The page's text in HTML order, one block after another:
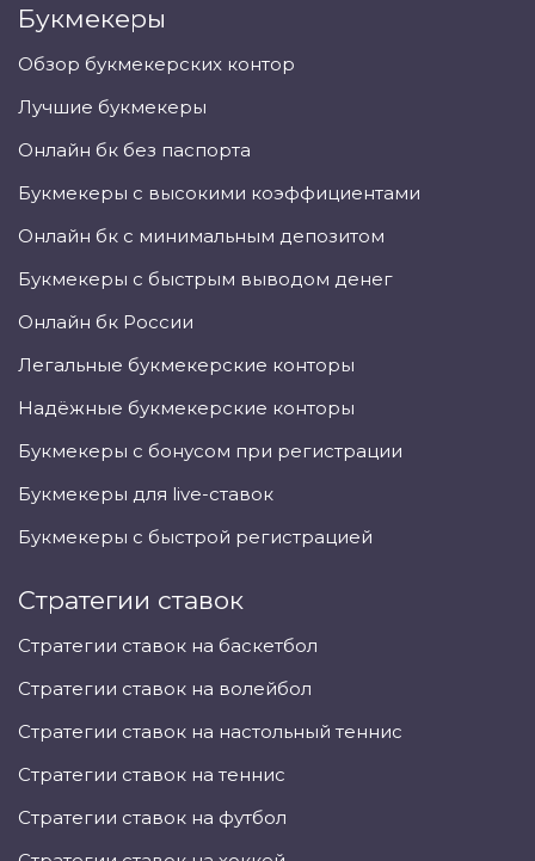
Букмекеры
Обзор букмекерских контор
Лучшие букмекеры
Онлайн бк без паспорта
Букмекеры с высокими коэффициентами
Онлайн бк с минимальным депозитом
Букмекеры с быстрым выводом денег
Онлайн бк России
Легальные букмекерские конторы
Надёжные букмекерские конторы
Букмекеры с бонусом при регистрации
Букмекеры для live-ставок
Букмекеры с быстрой регистрацией
Стратегии ставок
Стратегии ставок на баскетбол
Стратегии ставок на волейбол
Стратегии ставок на настольный теннис
Стратегии ставок на теннис
Стратегии ставок на футбол